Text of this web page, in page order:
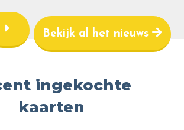
Bekijk al het nieuws
ingekochte
kaarten